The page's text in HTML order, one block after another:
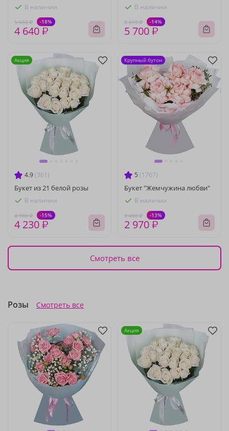
В наличии
5 660 ₽ -18%
4 640 ₽
В наличии
6 610 ₽ -14%
5 700 ₽
4.9 (361)
Букет из 21 белой розы
В наличии
4 980 ₽ -15%
4 230 ₽
Акция
5 (1767)
Букет "Жемчужина любви"
В наличии
3 400 ₽ -13%
2 970 ₽
Крупный бутон
Смотреть все
Розы Смотреть все
Акция